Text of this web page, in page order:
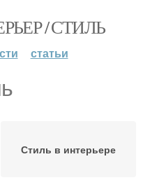
/ СТИЛЬ
статьи
Стиль в интерьере